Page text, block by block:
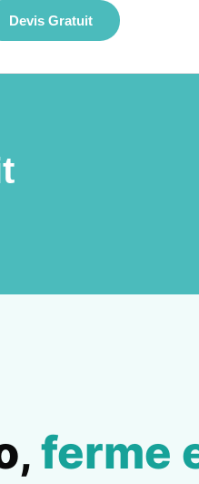
Devis Gratuit
ferme